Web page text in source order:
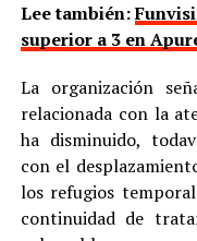
Lee también:
superior a 3 en
La organización
relacionada con la
ha disminuido,
con el
los refugios
continuidad de